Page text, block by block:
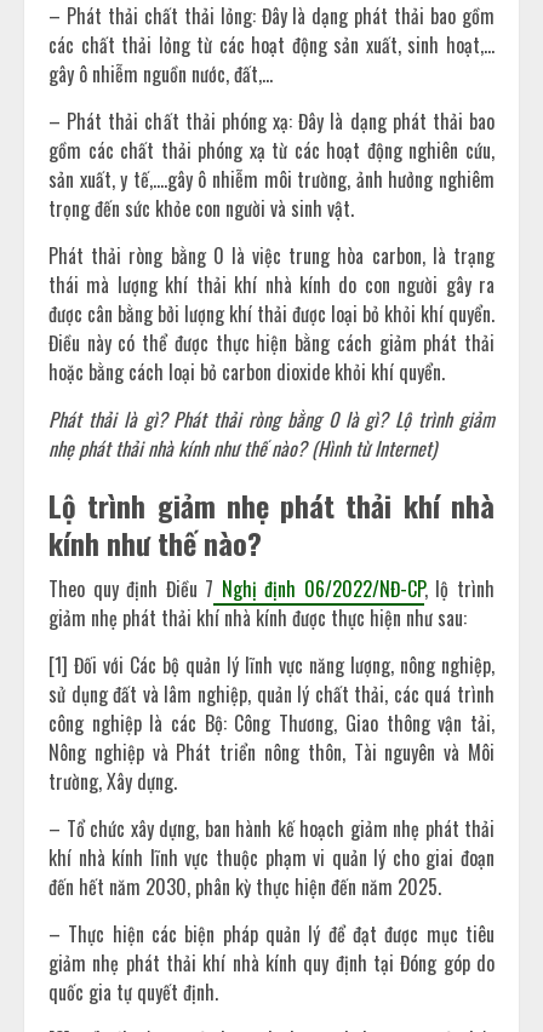
– Phát thải chất thải lỏng: Đây là dạng phát thải bao gồm
các chất thải lỏng từ các hoạt động sản xuất, sinh hoạt,…
gây ô nhiễm nguồn nước, đất,…
– Phát thải chất thải phóng xạ: Đây là dạng phát thải bao
gồm các chất thải phóng xạ từ các hoạt động nghiên cứu,
sản xuất, y tế,….gây ô nhiễm môi trường, ảnh hưởng nghiêm
trọng đến sức khỏe con người và sinh vật.
Phát thải ròng bằng 0 là việc trung hòa carbon, là trạng
thái mà lượng khí thải khí nhà kính do con người gây ra
được cân bằng bởi lượng khí thải được loại bỏ khỏi khí quyển.
Điều này có thể được thực hiện bằng cách giảm phát thải
hoặc bằng cách loại bỏ carbon dioxide khỏi khí quyển.
Phát thải là gì? Phát thải ròng bằng 0 là gì? Lộ trình giảm
nhẹ phát thải nhà kính như thế nào? (Hình từ Internet)
Lộ trình giảm nhẹ phát thải khí nhà
kính như thế nào?
Theo quy định Điều 7 Nghị định 06/2022/NĐ-CP, lộ trình
giảm nhẹ phát thải khí nhà kính được thực hiện như sau:
[1] Đối với Các bộ quản lý lĩnh vực năng lượng, nông nghiệp,
sử dụng đất và lâm nghiệp, quản lý chất thải, các quá trình
công nghiệp là các Bộ: Công Thương, Giao thông vận tải,
Nông nghiệp và Phát triển nông thôn, Tài nguyên và Môi
trường, Xây dựng.
– Tổ chức xây dựng, ban hành kế hoạch giảm nhẹ phát thải
khí nhà kính lĩnh vực thuộc phạm vi quản lý cho giai đoạn
đến hết năm 2030, phân kỳ thực hiện đến năm 2025.
– Thực hiện các biện pháp quản lý để đạt được mục tiêu
giảm nhẹ phát thải khí nhà kính quy định tại Đóng góp do
quốc gia tự quyết định.